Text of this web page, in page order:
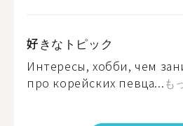
好きなトピック
Интересы, хобби, чем
про корейских певца...も